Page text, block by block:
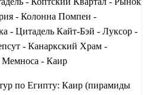
- Колонна Помпеи -
- Цитадель Кайт-Бэй - Луксор -
- Канаркский Храм -
- Каир
по Египту: Каир (пирамиды